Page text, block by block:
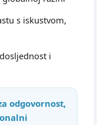
s iskustvom,
i
odgovornost,